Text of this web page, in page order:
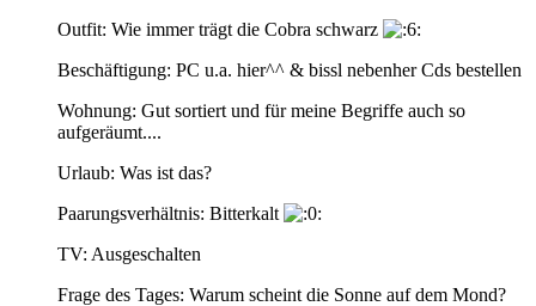
Outfit: Wie immer trägt die Cobra schwarz
Beschäftigung: PC u.a. hier^^ & bissl nebenher Cds bestellen
Wohnung: Gut sortiert und für meine Begriffe auch so
aufgeräumt....
Urlaub: Was ist das?
Paarungsverhältnis: Bitterkalt
TV: Ausgeschalten
Frage des Tages: Warum scheint die Sonne auf dem Mond?